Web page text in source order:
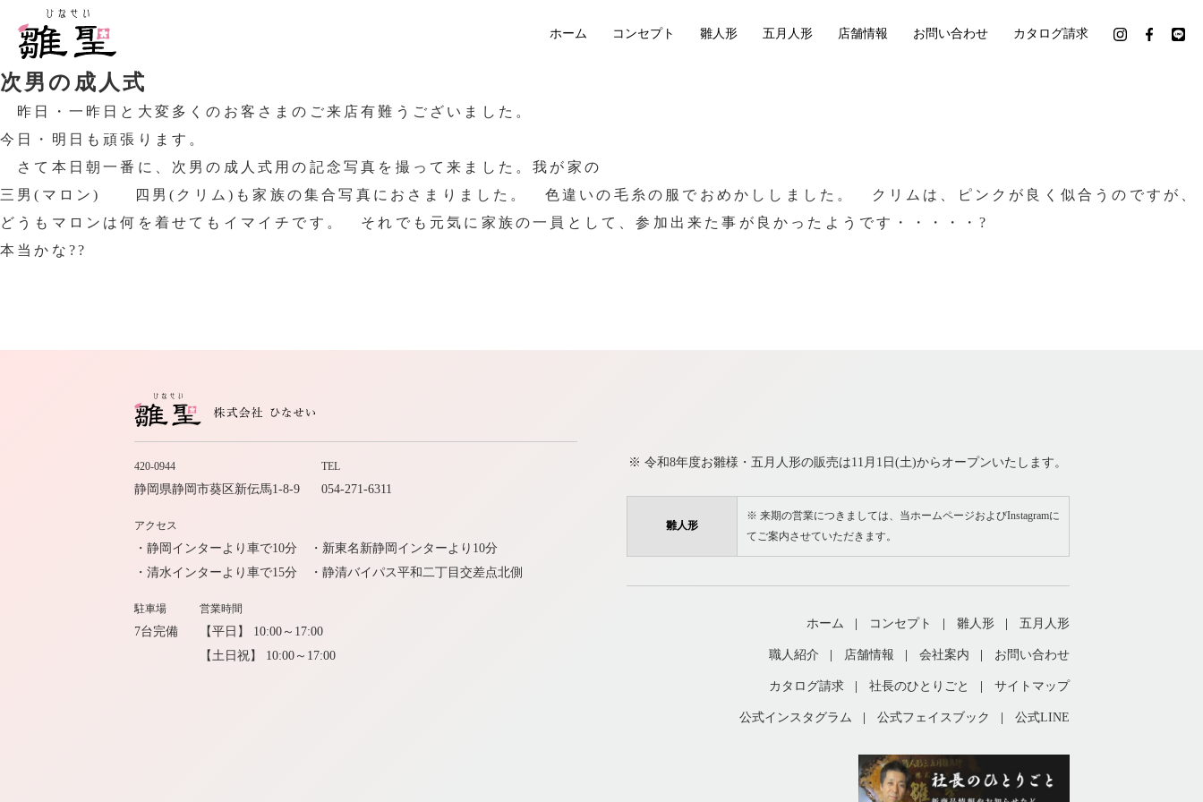
ホーム コンセプト 雛人形 五月人形 店舗情報 お問い合わせ カタログ請求
次男の成人式
昨日・一昨日と大変多くのお客さまのご来店有難うございました。
今日・明日も頑張ります。
さて本日朝一番に、次男の成人式用の記念写真を撮って来ました。我が家の
三男(マロン) 四男(クリム)も家族の集合写真におさまりました。 色違いの毛糸の服でおめかししました。 クリムは、ピンクが良く似合うのですが、
どうもマロンは何を着せてもイマイチです。 それでも元気に家族の一員として、参加出来た事が良かったようです・・・・・?
本当かな??
420-0944
静岡県静岡市葵区新伝馬1-8-9
TEL
054-271-6311
アクセス
・静岡インターより車で10分
・新東名新静岡インターより10分
・清水インターより車で15分
・静清バイパス平和二丁目交差点北側
駐車場
7台完備
営業時間
【平日】 10:00～17:00
【土日祝】 10:00～17:00
※ 令和8年度お雛様・五月人形の販売は11月1日(土)からオープンいたします。
雛人形
※ 来期の営業につきましては、当ホームページおよびInstagramに
てご案内させていただきます。
ホーム コンセプト 雛人形 五月人形
職人紹介 店舗情報 会社案内 お問い合わせ
カタログ請求 社長のひとりごと サイトマップ
公式インスタグラム 公式フェイスブック 公式LINE